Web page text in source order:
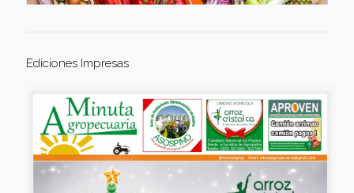
Ediciones Impresas